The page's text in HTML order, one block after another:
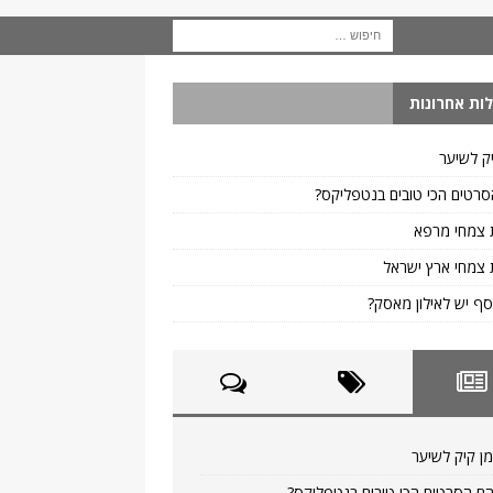
אחרונות
לשיער
הכי טובים בנטפליקס?
צמחי מרפא
צמחי ארץ ישראל
יש לאילון מאסק?
קיק לשיער